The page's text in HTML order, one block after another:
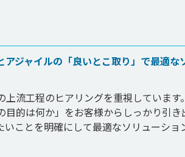
ジャイルの「良いとこ取り」で最適な
流工程のヒアリングを重視しています
的は何か」をお客様からしっかり引き
ことを明確にして最適なソリューショ